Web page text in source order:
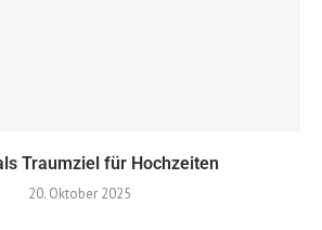
Traumziel für Hochzeiten
20. Oktober 2025